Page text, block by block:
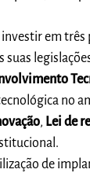
em
no
, Lei de
de